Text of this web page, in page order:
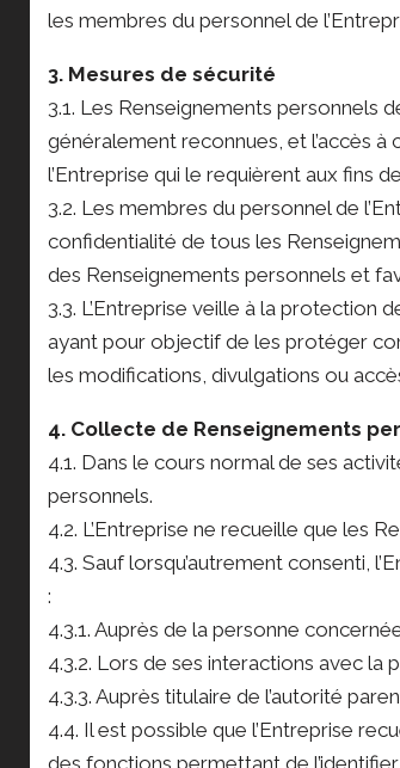
les membres du personnel de
3. Mesures de sécurité
3.1. Les Renseignements personnels
généralement reconnues, et l’accès
l’Entreprise qui le requièrent aux fins
3.2. Les membres du personnel de
confidentialité de tous les
des Renseignements personnels et
3.3. L’Entreprise veille à la
ayant pour objectif de les protéger
les modifications, divulgations ou
4. Collecte de Renseignements
4.1. Dans le cours normal de ses
personnels.
4.2. L’Entreprise ne recueille que les
4.3. Sauf lorsqu’autrement consenti,
:
4.3.1. Auprès de la personne
4.3.2. Lors de ses interactions avec
4.3.3. Auprès titulaire de l’autorité
4.4. Il est possible que l’Entreprise
des fonctions permettant de